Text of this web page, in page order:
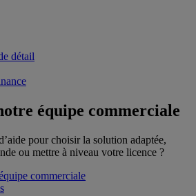
détail
équipe commerciale
pour choisir la solution adaptée,
ou mettre à niveau votre licence ?
commerciale